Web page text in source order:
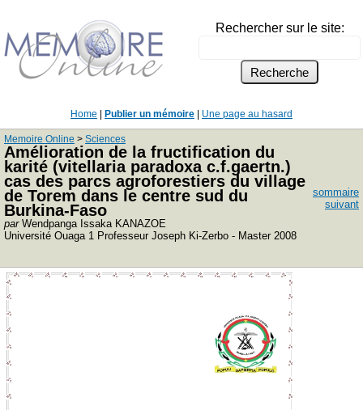
Rechercher sur le site:
Home Publier un mémoire Une page au hasard
Memoire Online > Sciences
Amélioration de la fructification du
karité (vitellaria paradoxa c.f.gaertn.)
cas des parcs agroforestiers du village
de Torem dans le centre sud du
Burkina-Faso
parWendpanga Issaka KANAZOE
Université Ouaga 1 Professeur Joseph Ki-Zerbo - Master 2008
sommaire
suivant